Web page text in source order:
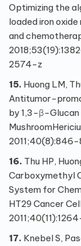
Optimizing the
loaded iron
and
2574-z
15. Huong LM,
Antitumor-
by 1,3-β-Glucan
Mushroom
2011;40(8):846-
16. Thu HP,
Carboxymethyl
System for
HT29 Cancer
17. Knebel S,